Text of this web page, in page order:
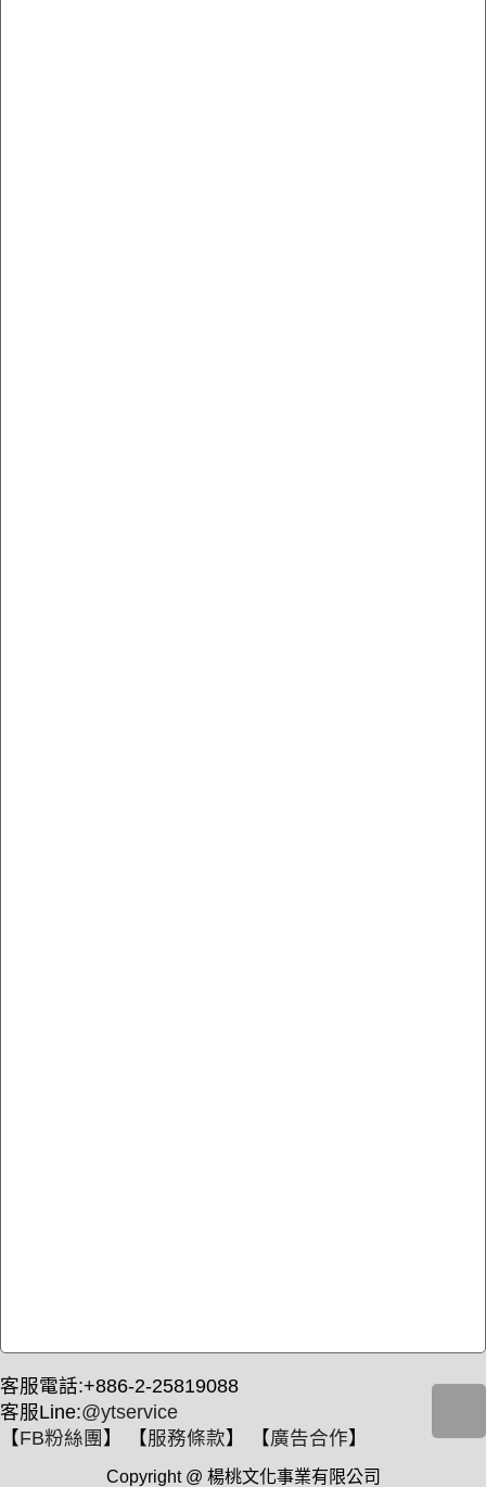
客服電話:+886-2-25819088
客服Line:@ytservice
【FB粉絲團 】 【服務條款】 【廣告合作】
Copyright @ 楊桃文化事業有限公司